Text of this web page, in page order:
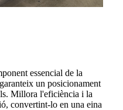
essencial de la
un posicionament
Millora l'eficiència i la
convertint-lo en una eina